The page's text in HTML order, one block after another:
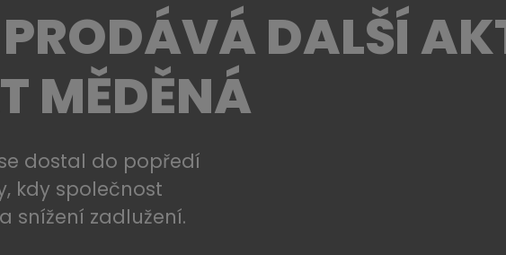
PRODÁVÁ DALŠÍ
MĚDĚNÁ
dostal do popředí
kdy společnost
snížení zadlužení.